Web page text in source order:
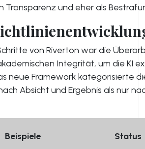
Transparenz und eher als
von Riverton war die
Integrität, um die KI
neue Framework kategorisierte
Absicht und Ergebnis als nur
Beispiele Status